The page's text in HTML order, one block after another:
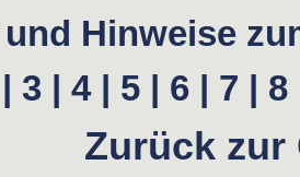
Hinweise
3 | 4 | 5 | 6 | 7 | 8
Zurück zur